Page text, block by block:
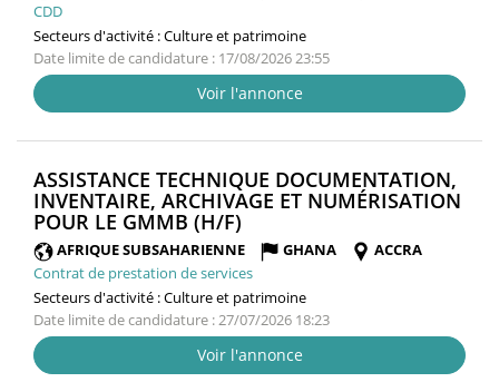
CDD
Secteurs d'activité :Culture et patrimoine
Date limite de candidature : 17/08/2026 23:55
Voir l'annonce
ASSISTANCE TECHNIQUE DOCUMENTATION,
INVENTAIRE, ARCHIVAGE ET NUMÉRISATION
POUR LE GMMB (H/F)
FENÊTRE)
AFRIQUE SUBSAHARIENNE GHANA
ACCRA
Contrat de prestation de services
Secteurs d'activité :Culture et patrimoine
Date limite de candidature : 27/07/2026 18:23
Voir l'annonce